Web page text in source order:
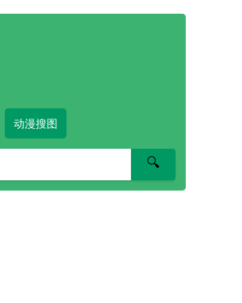
动漫搜图
🔍